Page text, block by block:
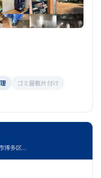
ゴミ屋敷片付け
博多区...